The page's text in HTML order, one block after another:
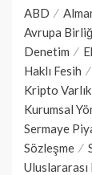
ABD
Avrupa
Denetim
Haklı Fesih
Kripto
Kurumsal
Sermaye
Sözleşme
Uluslararası